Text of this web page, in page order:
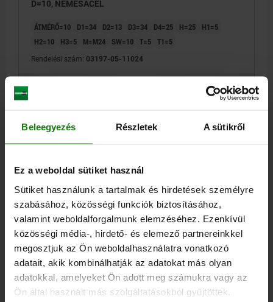
Beleegyezés Részletek A sütikről
Ez a weboldal sütiket használ
Sütiket használunk a tartalmak és hirdetések személyre
szabásához, közösségi funkciók biztosításához,
valamint weboldalforgalmunk elemzéséhez. Ezenkívül
közösségi média-, hirdető- és elemező partnereinkkel
megosztjuk az Ön weboldalhasználatra vonatkozó
adatait, akik kombinálhatják az adatokat más olyan
adatokkal, amelyeket Ön adott meg számukra vagy az
Ön által használt más szolgáltatásokból gyűjtöttek.
D=10, NEMESACÉL
ÁTMÉRŐ=10 D1=34 D2=13 D3=34 D4=25 H=25
H1=5
H2=10
H3=5 M=M24 SW=10 T=5 T1=5
Rendelési szám: 03197-05-11024
RÉSZLETEK
03197-05
FELFOGÓ PERSELY GOLYÓRETESZ-CSAPHOZ, M24,
D=12, NEMESACÉL
ÁTMÉRŐ=12 D1=34 D2=15 D3=34 D4=25 H=25
H1=5
H2=10
H3=5 M=M24 SW=12 T=5 T1=5